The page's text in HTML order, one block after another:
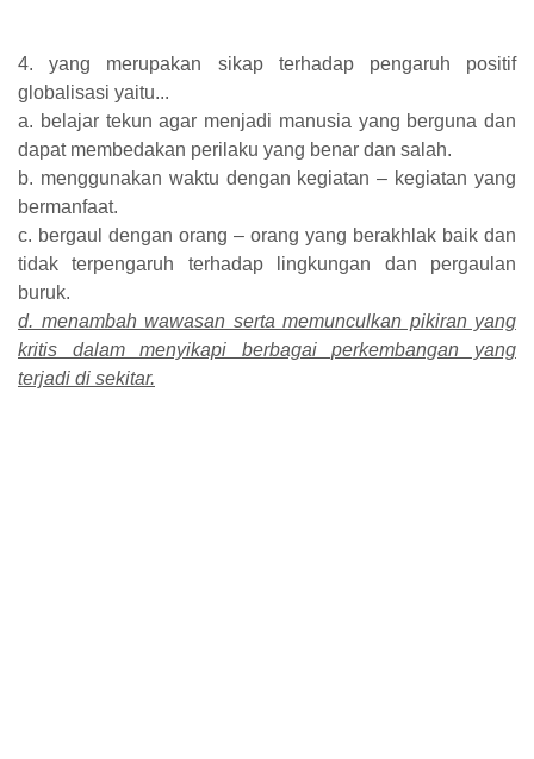
4. yang merupakan sikap terhadap pengaruh positif
globalisasi yaitu...
a. belajar tekun agar menjadi manusia yang berguna dan
dapat membedakan perilaku yang benar dan salah.
b. menggunakan waktu dengan kegiatan – kegiatan yang
bermanfaat.
c. bergaul dengan orang – orang yang berakhlak baik dan
tidak terpengaruh terhadap lingkungan dan pergaulan
buruk.
d. menambah wawasan serta memunculkan pikiran yang
kritis dalam menyikapi berbagai perkembangan yang
terjadi di sekitar.